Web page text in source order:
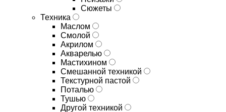
Сюжеты
Техника
Маслом
Смолой
Акрилом
Акварелью
Мастихином
Смешанной техникой
Текстурной пастой
Поталью
Тушью
Другой техникой